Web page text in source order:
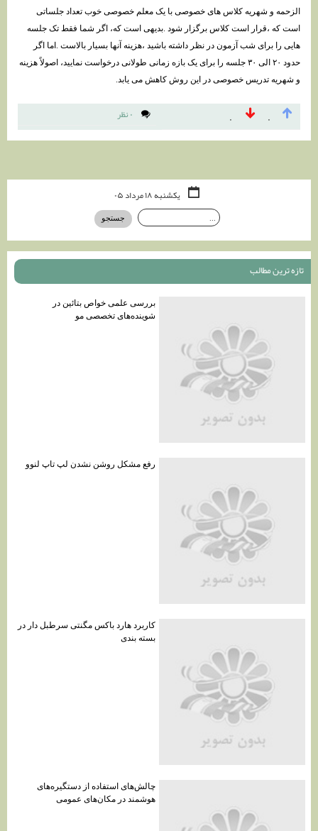
الزحمه و شهریه کلاس های خصوصی با یک معلم خصوصی خوب تعداد جلساتی
است که ،قرار است کلاس برگزار شود .بدیهی است که، اگر شما فقط تک جلسه
هایی را برای شب آزمون در نظر داشته باشید ،هزینه آنها بسیار بالاست .اما اگر
حدود ۲۰ الی ۳۰ جلسه را برای یک بازه زمانی طولانی درخواست نمایید، اصولاً هزینه
و شهریه تدریس خصوصی در این روش کاهش می یابد.
۰ ۰ ۰ نظر
یکشنبه ۱۸ مرداد ۰۵
تازه ترين مطالب
بررسی علمی خواص بتائین در
شوینده‌های تخصصی مو
رفع مشکل روشن نشدن لپ تاپ لنوو
کاربرد هارد باکس مگنتی سرطبل دار در
بسته بندی
چالش‌های استفاده از دستگیره‌های
هوشمند در مکان‌های عمومی